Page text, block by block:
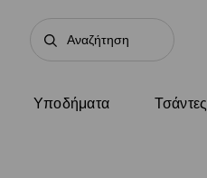
Υποδήματα Τσάντες